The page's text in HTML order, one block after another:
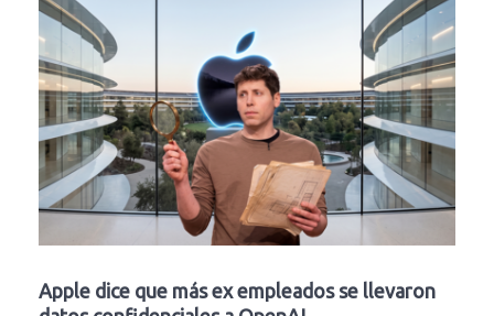
Apple dice que más ex empleados se llevaron